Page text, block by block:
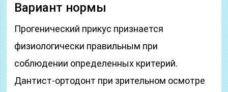
Вариант нормы
Прогенический прикус признается
физиологически правильным при
соблюдении определенных критерий.
Дантист-ортодонт при зрительном осмотре